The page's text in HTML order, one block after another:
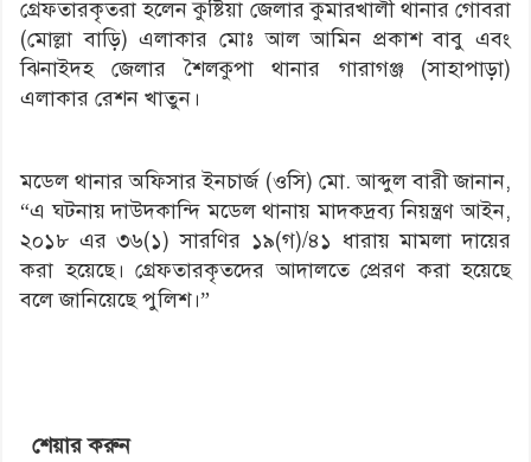
গ্রেফতারকৃতরা হলেন কুষ্টিয়া জেলার কুমারখালী থানার গোবরা
(মোল্লা বাড়ি) এলাকার মোঃ আল আমিন প্রকাশ বাবু এবং
ঝিনাইদহ জেলার শৈলকুপা থানার গারাগঞ্জ (সাহাপাড়া)
এলাকার রেশন খাতুন।
মডেল থানার অফিসার ইনচার্জ (ওসি) মো. আব্দুল বারী জানান,
“এ ঘটনায় দাউদকান্দি মডেল থানায় মাদকদ্রব্য নিয়ন্ত্রণ আইন,
২০১৮ এর ৩৬(১) সারণির ১৯(গ)/৪১ ধারায় মামলা দায়ের
করা হয়েছে। গ্রেফতারকৃতদের আদালতে প্রেরণ করা হয়েছে
বলে জানিয়েছে পুলিশ।”
শেয়ার করুন